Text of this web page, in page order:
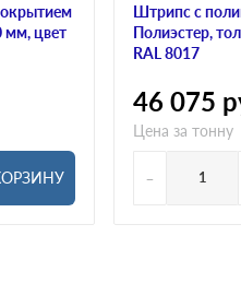
мм, цвет
Штрипс с
Полиэстер,
RAL 8017
46 075
Цена за тонну
-